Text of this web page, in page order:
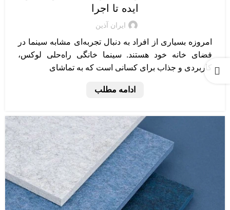
ایده تا اجرا
ایران آذین
امروزه بسیاری از افراد به دنبال تجربه‌ای مشابه سینما در
فضای خانه خود هستند. سینما خانگی راه‌حلی لوکس،
کاربردی و جذاب برای کسانی است که به تماشای
ادامه مطلب